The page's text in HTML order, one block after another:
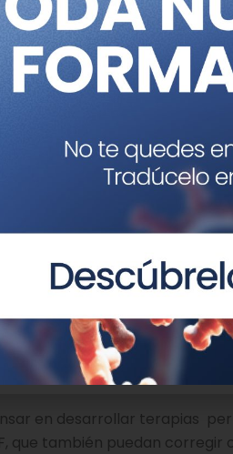
con USH1F los niveles de
células, eran mucho
es necesaria para reciclar
como
en el
de la protocadherina-15,
tratamiento, que consiste en
del ojo tanto en ratones
en la función visual.
los mecanismos celulares
para el desarrollo de
en desarrollar terapias
que también puedan